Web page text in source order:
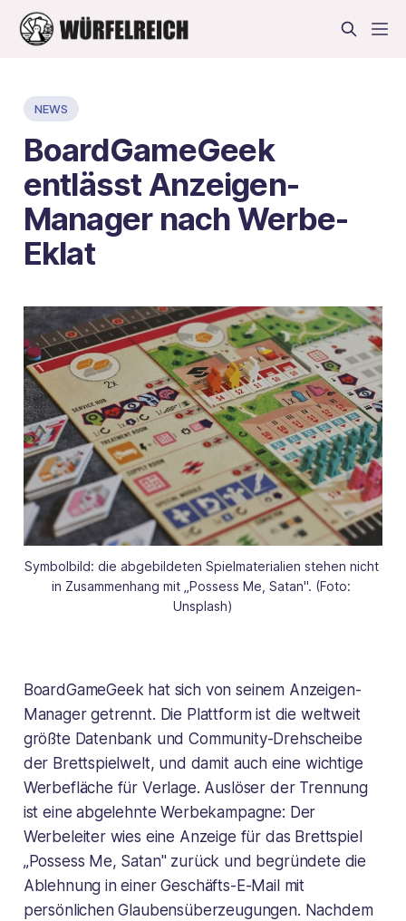
NEWS
BoardGameGeek
entlässt Anzeigen-
Manager nach Werbe-
Eklat
Symbolbild: die abgebildeten Spielmaterialien stehen nicht
in Zusammenhang mit „Possess Me, Satan". (Foto:
Unsplash)
BoardGameGeek hat sich von seinem Anzeigen-
Manager getrennt. Die Plattform ist die weltweit
größte Datenbank und Community-Drehscheibe
der Brettspielwelt, und damit auch eine wichtige
Werbefläche für Verlage. Auslöser der Trennung
ist eine abgelehnte Werbekampagne: Der
Werbeleiter wies eine Anzeige für das Brettspiel
„Possess Me, Satan" zurück und begründete die
Ablehnung in einer Geschäfts-E-Mail mit
persönlichen Glaubensüberzeugungen. Nachdem